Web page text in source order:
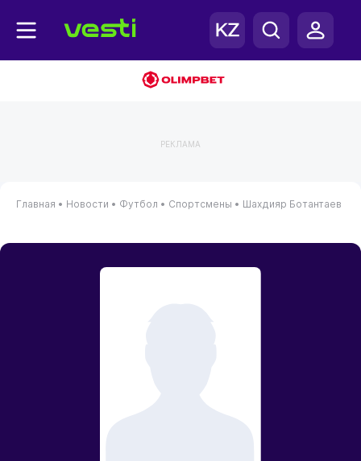
РЕКЛАМА
Главная • Новости • Футбол • Спортсмены • Шахдияр Ботантаев